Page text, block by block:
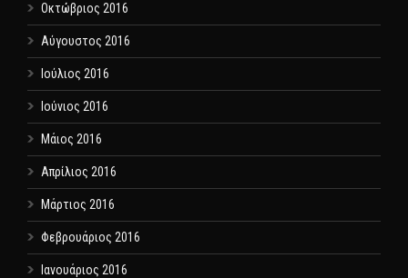
Οκτώβριος 2016
Αύγουστος 2016
Ιούλιος 2016
Ιούνιος 2016
Μάιος 2016
Απρίλιος 2016
Μάρτιος 2016
Φεβρουάριος 2016
Ιανουάριος 2016